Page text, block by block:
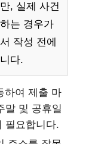
, 실제 사건
는 경우가
작성 전에
다.
하여 제출 마
말 및 공휴일
필요합니다.